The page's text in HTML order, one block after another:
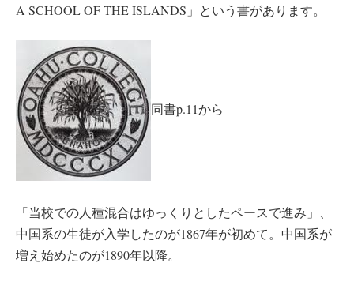
A SCHOOL OF THE ISLANDS」という書があります。
同書p.11から
「当校での人種混合はゆっくりとしたペースで進み」、
中国系の生徒が入学したのが1867年が初めて。中国系が
増え始めたのが1890年以降。